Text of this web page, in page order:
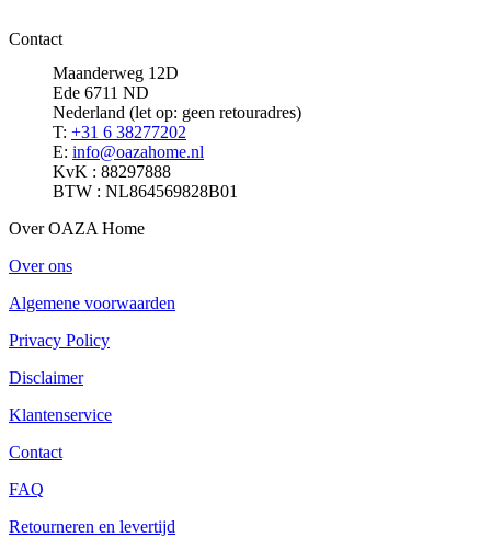
Contact
Maanderweg 12D
Ede 6711 ND
Nederland (let op: geen retouradres)
T: +31 6 38277202
E: info@oazahome.nl
KvK : 88297888
BTW : NL864569828B01
Over OAZA Home
Over ons
Algemene voorwaarden
Privacy Policy
Disclaimer
Klantenservice
Contact
FAQ
Retourneren en levertijd